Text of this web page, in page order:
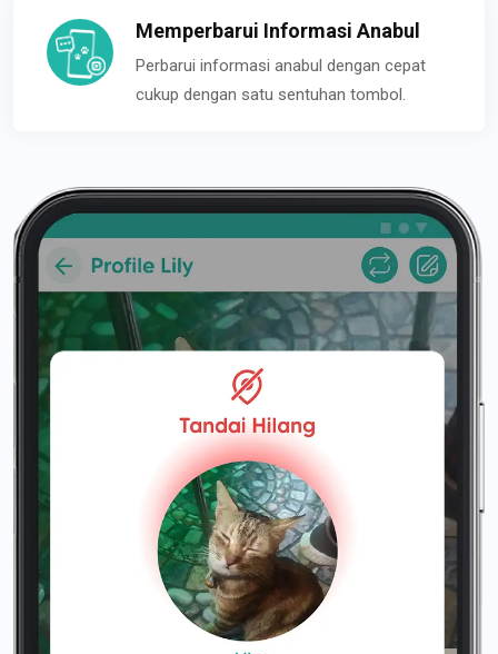
Memperbarui Informasi Anabul
Perbarui informasi anabul dengan cepat
cukup dengan satu sentuhan tombol.